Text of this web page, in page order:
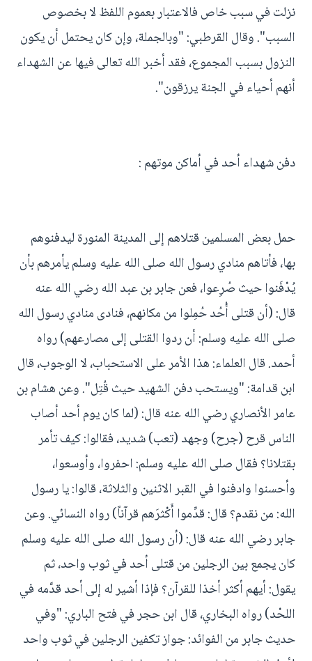
نزلت في سبب خاص فالاعتبار بعموم اللفظ لا بخصوص
السبب". وقال القرطبي: "وبالجملة، وإن كان يحتمل أن يكون
النزول بسبب المجموع، فقد أخبر الله تعالى فيها عن الشهداء
أنهم أحياء في الجنة يرزقون".
دفن شهداء أحد في أماكن موتهم :
حمل بعض المسلمين قتلاهم إلى المدينة المنورة ليدفنوهم
بها، فأتاهم منادي رسول الله صلى الله عليه وسلم يأمرهم بأن
يُدْفَنوا حيث صُرِعوا، فعن جابر بن عبد الله رضي الله عنه
قال: (أن قتلى أُحُد حُمِلوا من مكانهم، فنادى منادي رسول الله
صلى الله عليه وسلم: أن ردوا القتلى إلى مصارعهم) رواه
أحمد. قال العلماء: هذا الأمر على الاستحباب، لا الوجوب، قال
ابن قدامة: "ويستحب دفن الشهيد حيث قُتِل". وعن هشام بن
عامر الأنصاري رضي الله عنه قال: (لما كان يوم أحد أصاب
الناس قرح (جرح) وجهد (تعب) شديد، فقالوا: كيف تأمر
بقتلانا؟ فقال صلى الله عليه وسلم: احفروا، وأوسعوا،
وأحسنوا وادفنوا في القبر الاثنين والثلاثة، قالوا: يا رسول
الله: من نقدم؟ قال: قدِّموا أَكْثرَهم قرآناً) رواه النسائي. وعن
جابر رضي الله عنه قال: (أن رسول الله صلى الله عليه وسلم
كان يجمع بين الرجلين من قتلى أحد في ثوب واحد، ثم
يقول: أيهم أكثر أخذا للقرآن؟ فإذا أشير له إلى أحد قدَّمه في
اللحْد) رواه البخاري، قال ابن حجر في فتح الباري: "وفي
حديث جابر من الفوائد: جواز تكفين الرجلين في ثوب واحد